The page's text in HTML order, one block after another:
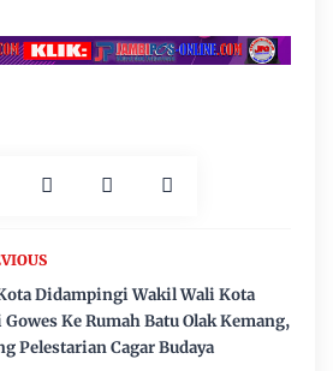
Didampingi Wakil Wali Kota
Gowes Ke Rumah Batu Olak Kemang,
Pelestarian Cagar Budaya